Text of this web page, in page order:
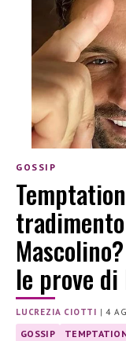
GOSSIP
le prove
LUCREZIA CIOTTI |4
GOSSIP